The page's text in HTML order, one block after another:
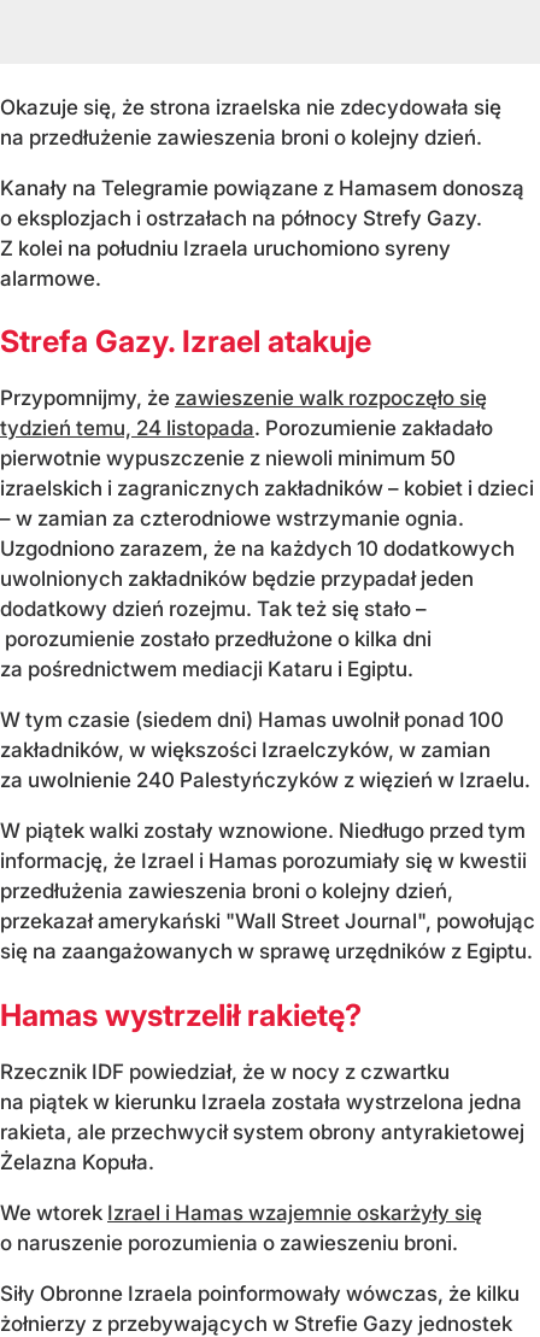
Okazuje się, że strona izraelska nie zdecydowała się
na przedłużenie zawieszenia broni o kolejny dzień.
Kanały na Telegramie powiązane z Hamasem donoszą
o eksplozjach i ostrzałach na północy Strefy Gazy.
Z kolei na południu Izraela uruchomiono syreny
alarmowe.
Strefa Gazy. Izrael atakuje
Przypomnijmy, że zawieszenie walk rozpoczęło się
tydzień temu, 24 listopada. Porozumienie zakładało
pierwotnie wypuszczenie z niewoli minimum 50
izraelskich i zagranicznych zakładników – kobiet i dzieci
– w zamian za czterodniowe wstrzymanie ognia.
Uzgodniono zarazem, że na każdych 10 dodatkowych
uwolnionych zakładników będzie przypadał jeden
dodatkowy dzień rozejmu. Tak też się stało –
porozumienie zostało przedłużone o kilka dni
za pośrednictwem mediacji Kataru i Egiptu.
W tym czasie (siedem dni) Hamas uwolnił ponad 100
zakładników, w większości Izraelczyków, w zamian
za uwolnienie 240 Palestyńczyków z więzień w Izraelu.
W piątek walki zostały wznowione. Niedługo przed tym
informację, że Izrael i Hamas porozumiały się w kwestii
przedłużenia zawieszenia broni o kolejny dzień,
przekazał amerykański "Wall Street Journal", powołując
się na zaangażowanych w sprawę urzędników z Egiptu.
Hamas wystrzelił rakietę?
Rzecznik IDF powiedział, że w nocy z czwartku
na piątek w kierunku Izraela została wystrzelona jedna
rakieta, ale przechwycił system obrony antyrakietowej
Żelazna Kopuła.
We wtorek Izrael i Hamas wzajemnie oskarżyły się
o naruszenie porozumienia o zawieszeniu broni.
Siły Obronne Izraela poinformowały wówczas, że kilku
żołnierzy z przebywających w Strefie Gazy jednostek